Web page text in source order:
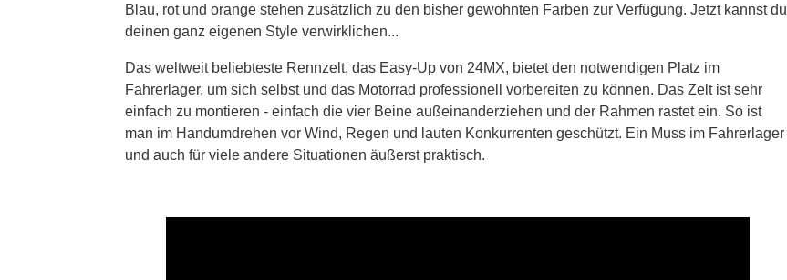
Blau, rot und orange stehen zusätzlich zu den bisher gewohnten Farben zur Verfügung. Jetzt kannst du
deinen ganz eigenen Style verwirklichen...
Das weltweit beliebteste Rennzelt, das Easy-Up von 24MX, bietet den notwendigen Platz im
Fahrerlager, um sich selbst und das Motorrad professionell vorbereiten zu können. Das Zelt ist sehr
einfach zu montieren - einfach die vier Beine außeinanderziehen und der Rahmen rastet ein. So ist
man im Handumdrehen vor Wind, Regen und lauten Konkurrenten geschützt. Ein Muss im Fahrerlager
und auch für viele andere Situationen äußerst praktisch.